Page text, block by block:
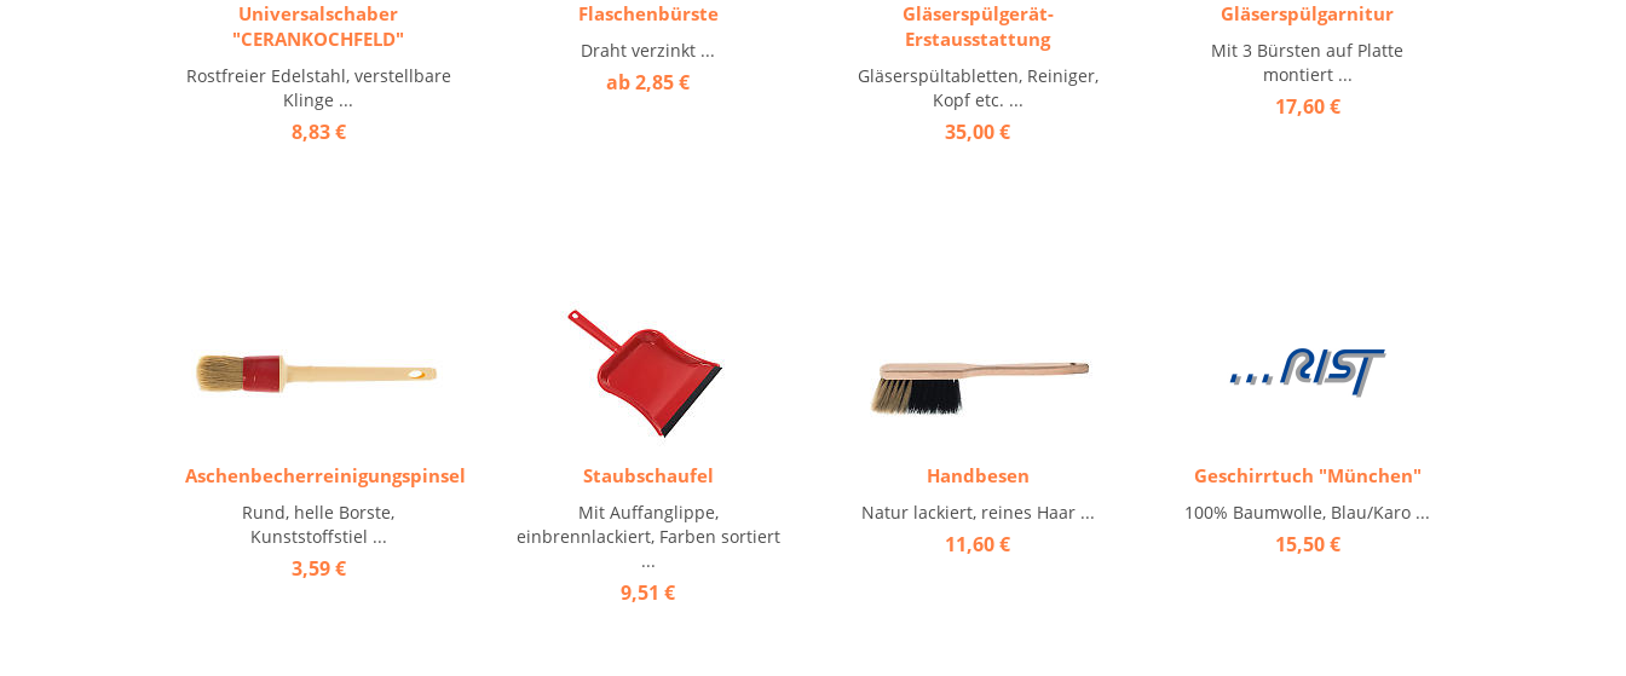
Universalschaber
"CERANKOCHFELD"
Rostfreier Edelstahl, verstellbare
Klinge ...
8,83 €
Flaschenbürste
Draht verzinkt ...
ab 2,85 €
Gläserspülgerät-
Erstausstattung
Gläserspültabletten, Reiniger,
Kopf etc. ...
35,00 €
Gläserspülgarnitur
Mit 3 Bürsten auf Platte
montiert ...
17,60 €
Aschenbecherreinigungspinsel
Rund, helle Borste,
Kunststoffstiel ...
3,59 €
Staubschaufel
Mit Auffanglippe,
einbrennlackiert, Farben sortiert
...
9,51 €
Handbesen
Natur lackiert, reines Haar ...
11,60 €
Geschirrtuch "München"
100% Baumwolle, Blau/Karo ...
15,50 €